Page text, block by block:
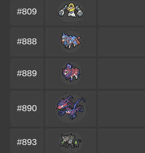
#809
#888
#889
#890
#893